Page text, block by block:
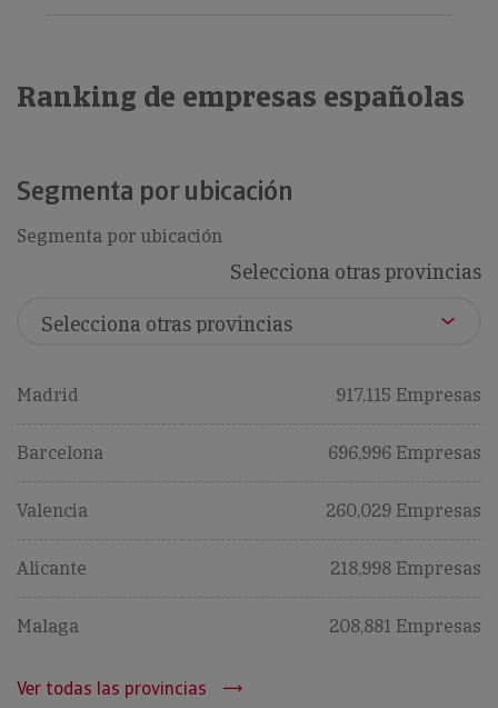
Ranking de empresas españolas
Segmenta por ubicación
Segmenta por ubicación
Selecciona otras provincias
Madrid 917,115 Empresas
Barcelona 696,996 Empresas
Valencia 260,029 Empresas
Alicante 218,998 Empresas
Malaga 208,881 Empresas
Ver todas las provincias